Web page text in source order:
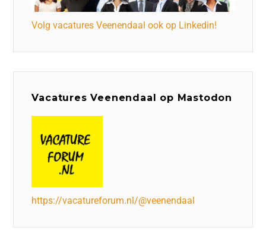
Volg vacatures Veenendaal ook op Linkedin!
Vacatures Veenendaal op Mastodon
https://vacatureforum.nl/@veenendaal